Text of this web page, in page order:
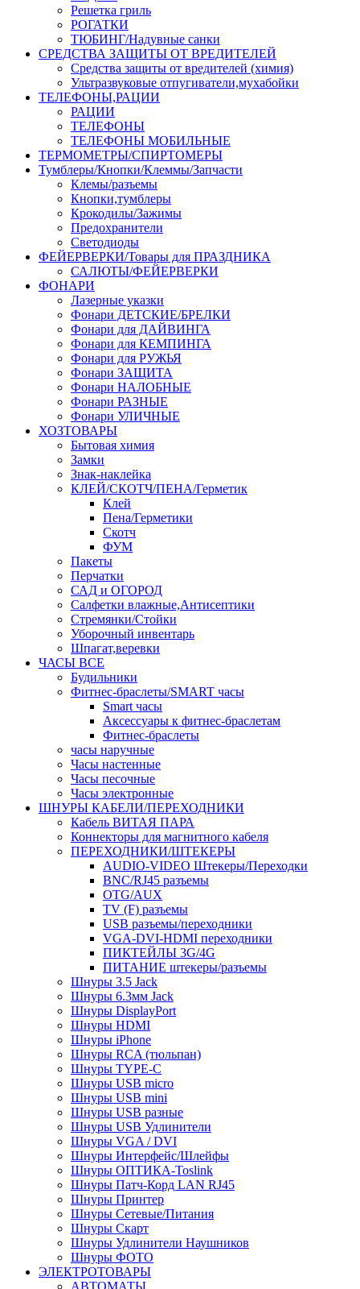
Решетка гриль
РОГАТКИ
ТЮБИНГ/Надувные санки
СРЕДСТВА ЗАЩИТЫ ОТ ВРЕДИТЕЛЕЙ
Средства защиты от вредителей (химия)
Ультразвуковые отпугиватели,мухабойки
ТЕЛЕФОНЫ,РАЦИИ
РАЦИИ
ТЕЛЕФОНЫ
ТЕЛЕФОНЫ МОБИЛЬНЫЕ
ТЕРМОМЕТРЫ/СПИРТОМЕРЫ
Тумблеры/Кнопки/Клеммы/Запчасти
Клемы/разъемы
Кнопки,тумблеры
Крокодилы/Зажимы
Предохранители
Светодиоды
ФЕЙЕРВЕРКИ/Товары для ПРАЗДНИКА
САЛЮТЫ/ФЕЙЕРВЕРКИ
ФОНАРИ
Лазерные указки
Фонари ДЕТСКИЕ/БРЕЛКИ
Фонари для ДАЙВИНГА
Фонари для КЕМПИНГА
Фонари для РУЖЬЯ
Фонари ЗАЩИТА
Фонари НАЛОБНЫЕ
Фонари РАЗНЫЕ
Фонари УЛИЧНЫЕ
ХОЗТОВАРЫ
Бытовая химия
Замки
Знак-наклейка
КЛЕЙ/СКОТЧ/ПЕНА/Герметик
Клей
Пена/Герметики
Скотч
ФУМ
Пакеты
Перчатки
САД и ОГОРОД
Салфетки влажные,Антисептики
Стремянки/Стойки
Уборочный инвентарь
Шпагат,веревки
ЧАСЫ ВСЕ
Будильники
Фитнес-браслеты/SMART часы
Smart часы
Аксессуары к фитнес-браслетам
Фитнес-браслеты
часы наручные
Часы настенные
Часы песочные
Часы электронные
ШНУРЫ КАБЕЛИ/ПЕРЕХОДНИКИ
Кабель ВИТАЯ ПАРА
Коннекторы для магнитного кабеля
ПЕРЕХОДНИКИ/ШТЕКЕРЫ
AUDIO-VIDEO Штекеры/Переходки
BNC/RJ45 разъемы
OTG/AUX
TV (F) разъемы
USB разъемы/переходники
VGA-DVI-HDMI переходники
ПИКТЕЙЛЫ 3G/4G
ПИТАНИЕ штекеры/разъемы
Шнуры 3.5 Jack
Шнуры 6.3мм Jack
Шнуры DisplayPort
Шнуры HDMI
Шнуры iPhone
Шнуры RCA (тюльпан)
Шнуры TYPE-C
Шнуры USB micro
Шнуры USB mini
Шнуры USB разные
Шнуры USB Удлинители
Шнуры VGA / DVI
Шнуры Интерфейс/Шлейфы
Шнуры ОПТИКА-Toslink
Шнуры Патч-Корд LAN RJ45
Шнуры Принтер
Шнуры Сетевые/Питания
Шнуры Скарт
Шнуры Удлинители Наушников
Шнуры ФОТО
ЭЛЕКТРОТОВАРЫ
АВТОМАТЫ